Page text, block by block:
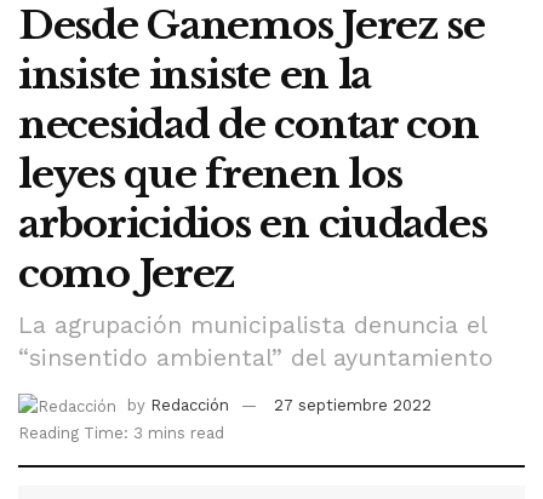
Desde Ganemos Jerez se
insiste insiste en la
necesidad de contar con
leyes que frenen los
arboricidios en ciudades
como Jerez
La agrupación municipalista denuncia el
“sinsentido ambiental” del ayuntamiento
by Redacción
27 septiembre 2022
Reading Time: 3 mins read